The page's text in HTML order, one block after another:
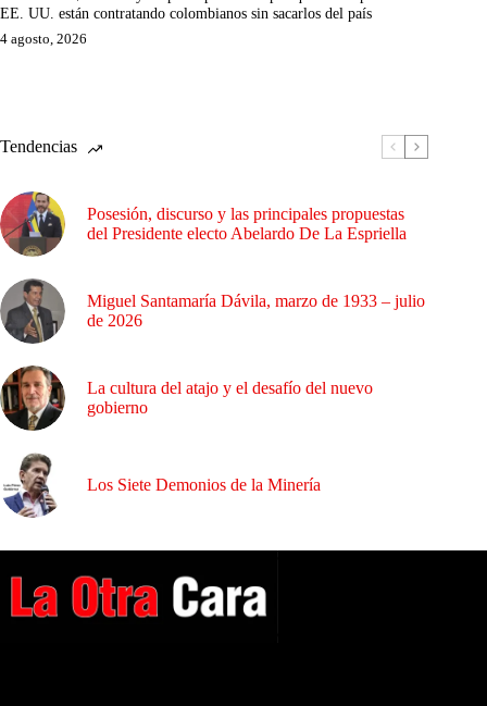
EE. UU. están contratando colombianos sin sacarlos del país
4 agosto, 2026
Tendencias
Posesión, discurso y las principales propuestas
del Presidente electo Abelardo De La Espriella
Miguel Santamaría Dávila, marzo de 1933 – julio
de 2026
La cultura del atajo y el desafío del nuevo
gobierno
Los Siete Demonios de la Minería